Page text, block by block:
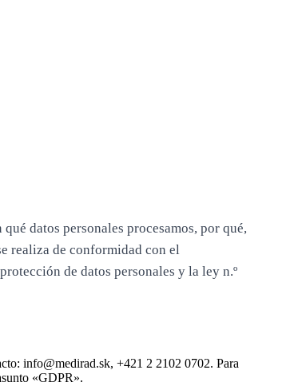
datos personales procesamos, por qué,
realiza de conformidad con el
de datos personales y la ley n.º
info@medirad.sk, +421 2 2102 0702. Para
«GDPR».